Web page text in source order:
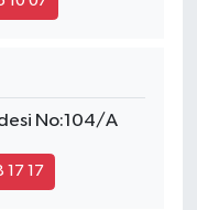
No:104/A
17 17